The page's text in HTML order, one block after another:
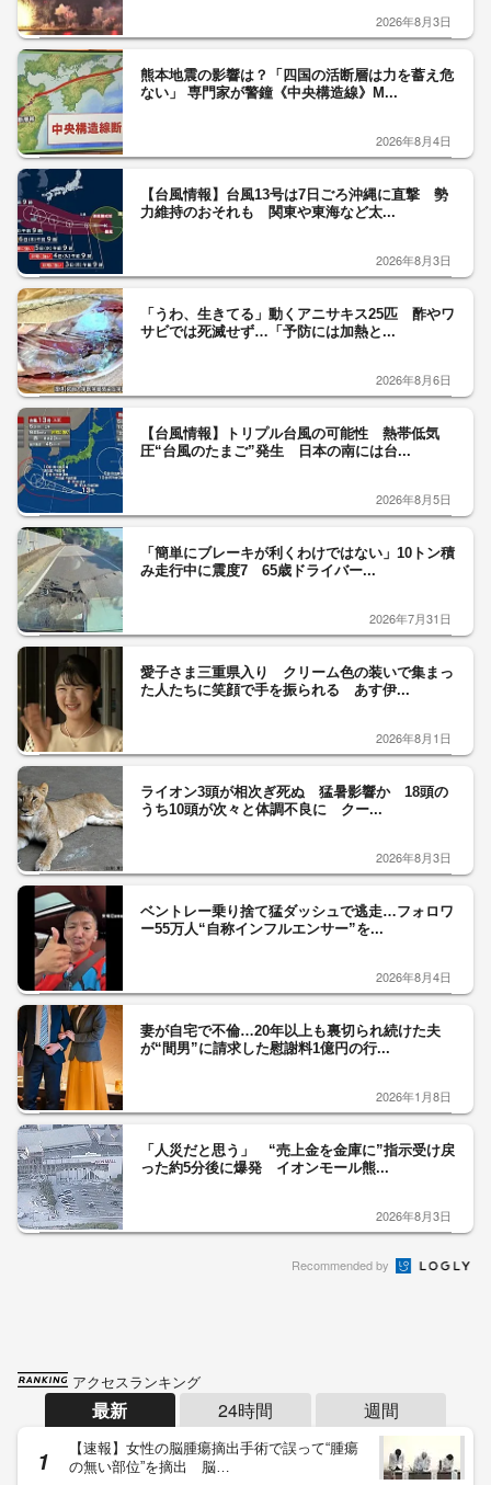
2026年8月3日
熊本地震の影響は？「四国の活断層は力を蓄え危
ない」 専門家が警鐘《中央構造線》M...
2026年8月4日
【台風情報】台風13号は7日ごろ沖縄に直撃 勢
力維持のおそれも 関東や東海など太...
2026年8月3日
「うわ、生きてる」動くアニサキス25匹 酢やワ
サビでは死滅せず…「予防には加熱と...
2026年8月6日
【台風情報】トリプル台風の可能性 熱帯低気
圧“台風のたまご”発生 日本の南には台...
2026年8月5日
「簡単にブレーキが利くわけではない」10トン積
み走行中に震度7 65歳ドライバー...
2026年7月31日
愛子さま三重県入り クリーム色の装いで集まっ
た人たちに笑顔で手を振られる あす伊...
2026年8月1日
ライオン3頭が相次ぎ死ぬ 猛暑影響か 18頭の
うち10頭が次々と体調不良に クー...
2026年8月3日
ベントレー乗り捨て猛ダッシュで逃走…フォロワ
ー55万人“自称インフルエンサー”を...
2026年8月4日
妻が自宅で不倫…20年以上も裏切られ続けた夫
が“間男”に請求した慰謝料1億円の行...
2026年1月8日
「人災だと思う」 “売上金を金庫に”指示受け戻
った約5分後に爆発 イオンモール熊...
2026年8月3日
Recommended by
アクセスランキング
最新 24時間 週間
【速報】女性の脳腫瘍摘出手術で誤って“腫瘍
の無い部位”を摘出 脳…